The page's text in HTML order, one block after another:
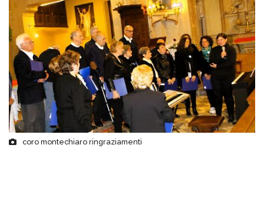
coro montechiaro ringraziamenti